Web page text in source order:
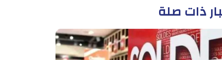
ذات صلة